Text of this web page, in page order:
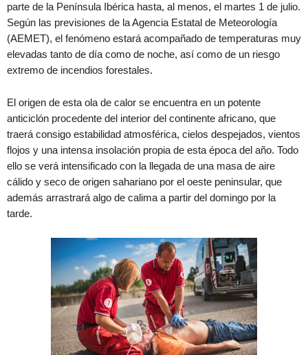
parte de la Península Ibérica hasta, al menos, el martes 1 de julio.
Según las previsiones de la Agencia Estatal de Meteorología
(AEMET), el fenómeno estará acompañado de temperaturas muy
elevadas tanto de día como de noche, así como de un riesgo
extremo de incendios forestales.
El origen de esta ola de calor se encuentra en un potente
anticiclón procedente del interior del continente africano, que
traerá consigo estabilidad atmosférica, cielos despejados, vientos
flojos y una intensa insolación propia de esta época del año. Todo
ello se verá intensificado con la llegada de una masa de aire
cálido y seco de origen sahariano por el oeste peninsular, que
además arrastrará algo de calima a partir del domingo por la
tarde.